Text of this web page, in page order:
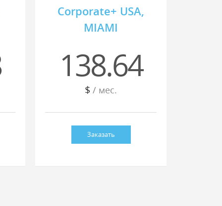
Corporate+ USA,
MIAMI
138.64
$ / мес.
Заказать